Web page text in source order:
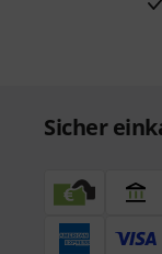
Sicher